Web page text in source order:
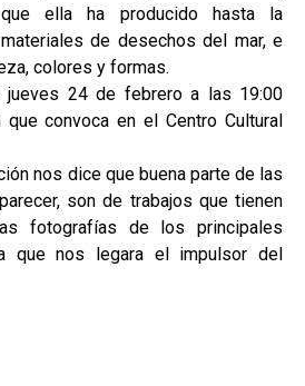
ella ha producido hasta la
de desechos del mar, e
colores y formas.
24 de febrero a las 19:00
convoca en el Centro Cultural
nos dice que buena parte de las
son de trabajos que tienen
fotografías de los principales
que nos legara el impulsor del